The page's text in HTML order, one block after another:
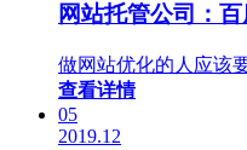
网站托管公司：
做网站优化的人应该
查看详情
05
2019.12